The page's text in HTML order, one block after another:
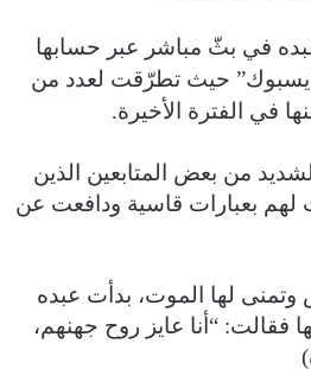
في بثّ مباشر عبر حسابها
حيث تطرّقت لعدد من
في الفترة الأخيرة.
من بعض المتابعين الذين
لهم بعبارات قاسية ودافعت عن
وتمنى لها الموت، بدأت عبده
فقالت: “أنا عايز روح جهنهم،